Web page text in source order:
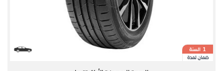
1 السنة
ضمان لمدة